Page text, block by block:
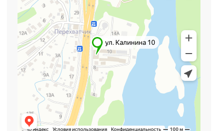
Отправить
Политика конфиденциальности
Нажимая кнопку "Отправить", вы
соглашаетесь сполитикой
конфиденциальности